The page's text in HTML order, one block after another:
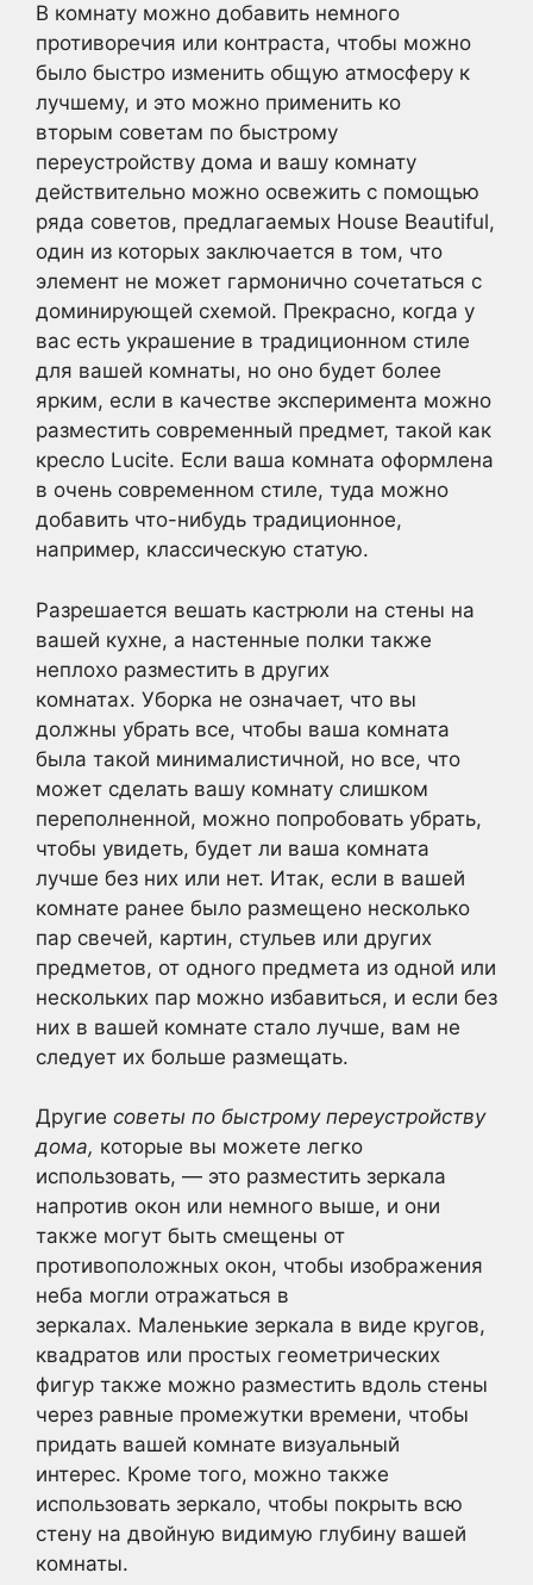
В комнату можно добавить немного
противоречия или контраста, чтобы можно
было быстро изменить общую атмосферу к
лучшему, и это можно применить ко
вторым советам по быстрому
переустройству дома и вашу комнату
действительно можно освежить с помощью
ряда советов, предлагаемых House Beautiful,
один из которых заключается в том, что
элемент не может гармонично сочетаться с
доминирующей схемой. Прекрасно, когда у
вас есть украшение в традиционном стиле
для вашей комнаты, но оно будет более
ярким, если в качестве эксперимента можно
разместить современный предмет, такой как
кресло Lucite. Если ваша комната оформлена
в очень современном стиле, туда можно
добавить что-нибудь традиционное,
например, классическую статую.
Разрешается вешать кастрюли на стены на
вашей кухне, а настенные полки также
неплохо разместить в других
комнатах. Уборка не означает, что вы
должны убрать все, чтобы ваша комната
была такой минималистичной, но все, что
может сделать вашу комнату слишком
переполненной, можно попробовать убрать,
чтобы увидеть, будет ли ваша комната
лучше без них или нет. Итак, если в вашей
комнате ранее было размещено несколько
пар свечей, картин, стульев или других
предметов, от одного предмета из одной или
нескольких пар можно избавиться, и если без
них в вашей комнате стало лучше, вам не
следует их больше размещать.
Другие советы по быстрому переустройству
дома, которые вы можете легко
использовать, — это разместить зеркала
напротив окон или немного выше, и они
также могут быть смещены от
противоположных окон, чтобы изображения
неба могли отражаться в
зеркалах. Маленькие зеркала в виде кругов,
квадратов или простых геометрических
фигур также можно разместить вдоль стены
через равные промежутки времени, чтобы
придать вашей комнате визуальный
интерес. Кроме того, можно также
использовать зеркало, чтобы покрыть всю
стену на двойную видимую глубину вашей
комнаты.